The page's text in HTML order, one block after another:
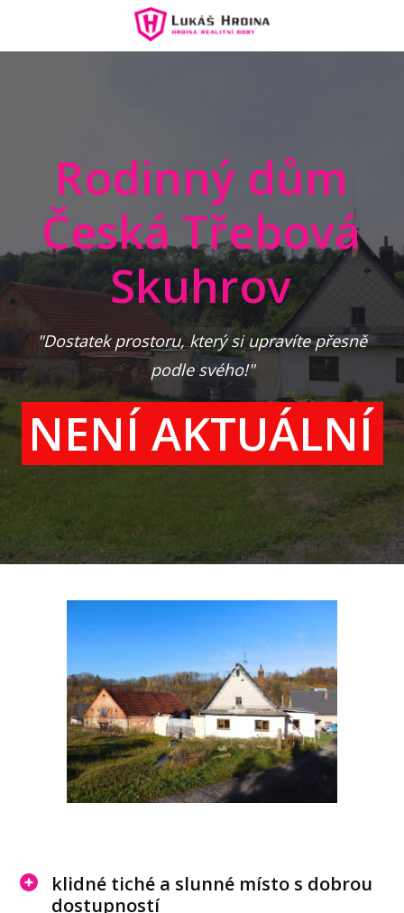
Rodinný dům
Česká Třebová
Skuhrov
"Dostatek prostoru, který si upravíte přesně
podle svého!"
NENÍ AKTUÁLNÍ
klidné tiché a slunné místo s dobrou
dostupností